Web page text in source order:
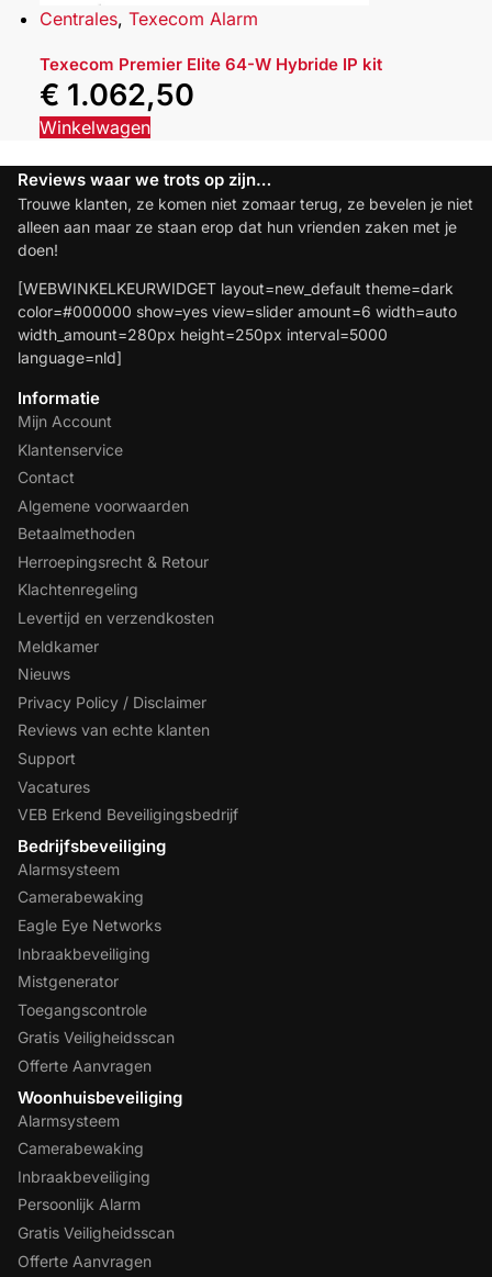
Centrales, Texecom Alarm
Texecom Premier Elite 64-W Hybride IP kit
€ 1.062,50
Winkelwagen
Reviews waar we trots op zijn…
Trouwe klanten, ze komen niet zomaar terug, ze bevelen je niet
alleen aan maar ze staan erop dat hun vrienden zaken met je
doen!
[WEBWINKELKEURWIDGET layout=new_default theme=dark
color=#000000 show=yes view=slider amount=6 width=auto
width_amount=280px height=250px interval=5000
language=nld]
Informatie
Mijn Account
Klantenservice
Contact
Algemene voorwaarden
Betaalmethoden
Herroepingsrecht & Retour
Klachtenregeling
Levertijd en verzendkosten
Meldkamer
Nieuws
Privacy Policy / Disclaimer
Reviews van echte klanten
Support
Vacatures
VEB Erkend Beveiligingsbedrijf
Bedrijfsbeveiliging
Alarmsysteem
Camerabewaking
Eagle Eye Networks
Inbraakbeveiliging
Mistgenerator
Toegangscontrole
Gratis Veiligheidsscan
Offerte Aanvragen
Woonhuisbeveiliging
Alarmsysteem
Camerabewaking
Inbraakbeveiliging
Persoonlijk Alarm
Gratis Veiligheidsscan
Offerte Aanvragen